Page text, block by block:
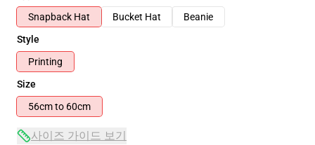
Snapback Hat
Bucket Hat
Beanie
Style
Printing
Size
56cm to 60cm
사이즈 가이드 보기